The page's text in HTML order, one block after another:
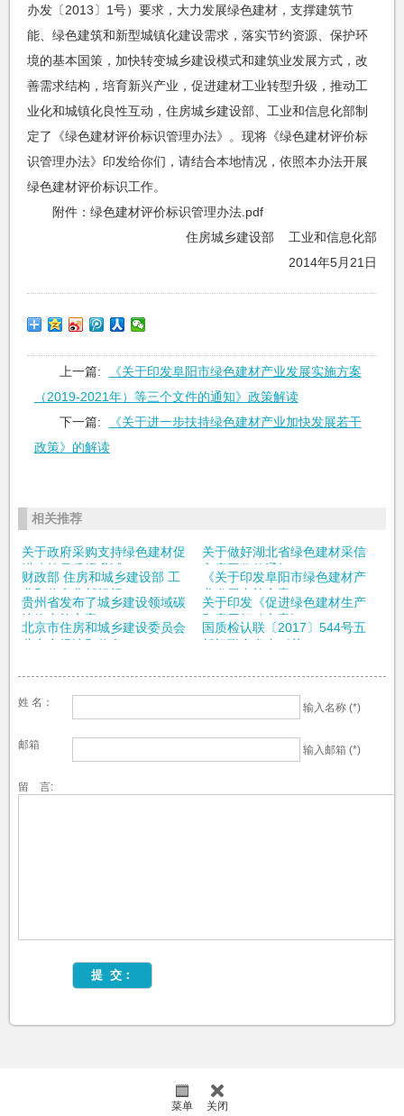
办发〔2013〕1号）要求，大力发展绿色建材，支撑建筑节
能、绿色建筑和新型城镇化建设需求，落实节约资源、保护环
境的基本国策，加快转变城乡建设模式和建筑业发展方式，改
善需求结构，培育新兴产业，促进建材工业转型升级，推动工
业化和城镇化良性互动，住房城乡建设部、工业和信息化部制
定了《绿色建材评价标识管理办法》。现将《绿色建材评价标
识管理办法》印发给你们，请结合本地情况，依照本办法开展
绿色建材评价标识工作。
附件：绿色建材评价标识管理办法.pdf
住房城乡建设部 工业和信息化部
2014年5月21日
上一篇:
《关于印发阜阳市绿色建材产业发展实施方案
（2019-2021年）等三个文件的通知》政策解读
下一篇:
《关于进一步扶持绿色建材产业加快发展若干
政策》的解读
相关推荐
关于政府采购支持绿色建材促
进建筑品质提升试...
关于做好湖北省绿色建材采信
入库工作的通知
财政部 住房和城乡建设部 工
业和信息化部组织...
《关于印发阜阳市绿色建材产
业发展实施方案（...
贵州省发布了城乡建设领域碳
达峰实施方案
关于印发《促进绿色建材生产
和应用行动方案》...
北京市住房和城乡建设委员会
北京市经济和信息...
国质检认联〔2017〕544号五
部门联合发布《关...
姓 名： 输入名称 (*)
邮箱 输入邮箱 (*)
留 言:
菜单 关闭